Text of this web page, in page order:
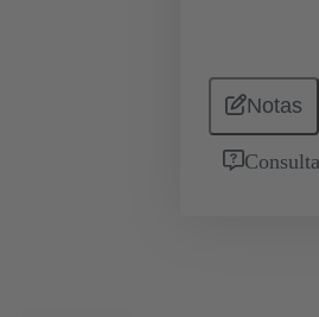
Notas